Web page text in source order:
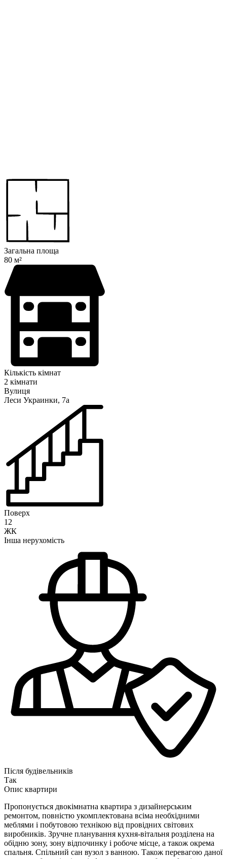
Загальна площа
80 м²
Кількість кімнат
2 кімнати
Вулиця
Леси Украинки, 7а
Поверх
12
ЖК
Інша нерухомість
Після будівельників
Так
Опис квартири
Пропонується двокімнатна квартира з дизайнерським
ремонтом, повністю укомплектована всіма необхідними
меблями і побутовою технікою від провідних світових
виробників. Зручне планування кухня-вітальня розділена на
обідню зону, зону відпочинку і робоче місце, а також окрема
спальня. Спільний сан вузол з ванною. Також перевагою даної